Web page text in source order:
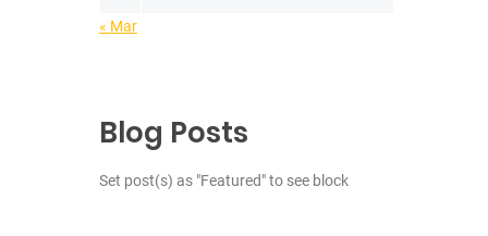
« Mar
Blog Posts
Set post(s) as "Featured" to see block